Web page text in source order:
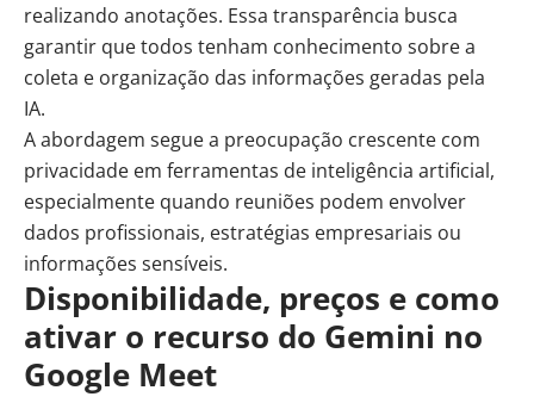
realizando anotações. Essa transparência busca
garantir que todos tenham conhecimento sobre a
coleta e organização das informações geradas pela
IA.
A abordagem segue a preocupação crescente com
privacidade em ferramentas de inteligência artificial,
especialmente quando reuniões podem envolver
dados profissionais, estratégias empresariais ou
informações sensíveis.
Disponibilidade, preços e como
ativar o recurso do Gemini no
Google Meet